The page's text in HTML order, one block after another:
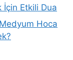
İçin Etkili Dua
Hoca